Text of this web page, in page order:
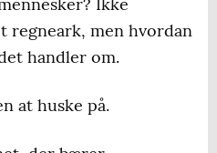
regneark, men hvordan
handler om.
at huske på.